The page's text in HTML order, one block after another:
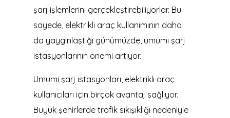
şarj işlemlerini gerçekleştirebiliyorlar. Bu
sayede, elektrikli araç kullanımının daha
da yaygınlaştığı günümüzde, umumi şarj
istasyonlarının önemi artıyor.
Umumi şarj istasyonları, elektrikli araç
kullanıcıları için birçok avantaj sağlıyor.
Büyük şehirlerde trafik sıkışıklığı nedeniyle